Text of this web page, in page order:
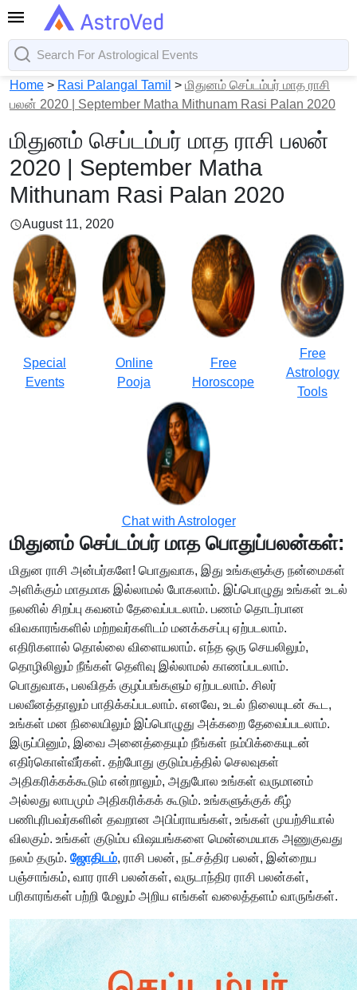
Home > Rasi Palangal Tamil > மிதுனம் செப்டம்பர் மாத ராசி
பலன் 2020 | September Matha Mithunam Rasi Palan 2020
மிதுனம் செப்டம்பர் மாத ராசி பலன்
2020 | September Matha
Mithunam Rasi Palan 2020
August 11, 2020
Special
Events
Online
Pooja
Free
Horoscope
Free
Astrology
Tools
Chat with Astrologer
மிதுனம் செப்டம்பர் மாத பொதுப்பலன்கள்:
மிதுன ராசி அன்பர்களே! பொதுவாக, இது உங்களுக்கு நன்மைகள்
அளிக்கும் மாதமாக இல்லாமல் போகலாம். இப்பொழுது உங்கள் உடல்
நலனில் சிறப்பு கவனம் தேவைப்படலாம். பணம் தொடர்பான
விவகாரங்களில் மற்றவர்களிடம் மனக்கசப்பு ஏற்படலாம்.
எதிரிகளால் தொல்லை விளையலாம். எந்த ஒரு செயலிலும்,
தொழிலிலும் நீங்கள் தெளிவு இல்லாமல் காணப்படலாம்.
பொதுவாக, பலவிதக் குழப்பங்களும் ஏற்படலாம். சிலர்
பலவீனத்தாலும் பாதிக்கப்படலாம். எனவே, உடல் நிலையுடன் கூட,
உங்கள் மன நிலையிலும் இப்பொழுது அக்கறை தேவைப்படலாம்.
இருப்பினும், இவை அனைத்தையும் நீங்கள் நம்பிக்கையுடன்
எதிர்கொள்வீர்கள். தற்போது குடும்பத்தில் செலவுகள்
அதிகரிக்கக்கூடும் என்றாலும், அதுபோல உங்கள் வருமானம்
அல்லது லாபமும் அதிகரிக்கக் கூடும். உங்களுக்குக் கீழ்
பணிபுரிபவர்களின் தவறான அபிப்ராயங்கள், உங்கள் முயற்சியால்
விலகும். உங்கள் குடும்ப விஷயங்களை மென்மையாக அணுகுவது
நலம் தரும். ஜோதிடம், ராசி பலன், நட்சத்திர பலன், இன்றைய
பஞ்சாங்கம், வார ராசி பலன்கள், வருடாந்திர ராசி பலன்கள்,
பரிகாரங்கள் பற்றி மேலும் அறிய எங்கள் வலைத்தளம் வாருங்கள்.